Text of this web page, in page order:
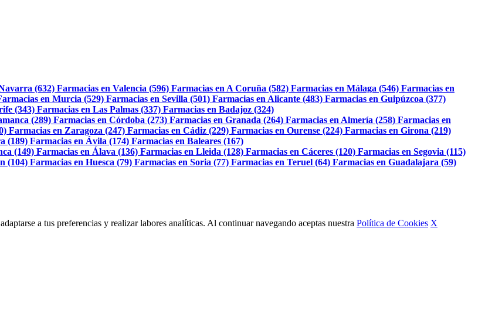
(632) Farmacias en Valencia (596) Farmacias en A Coruña (582) Farmacias en Málaga (546) Farmacias en
en Murcia (529) Farmacias en Sevilla (501) Farmacias en Alicante (483) Farmacias en Guipúzcoa (377)
(343) Farmacias en Las Palmas (337) Farmacias en Badajoz (324)
(289) Farmacias en Córdoba (273) Farmacias en Granada (264) Farmacias en Almería (258) Farmacias en
Farmacias en Zaragoza (247) Farmacias en Cádiz (229) Farmacias en Ourense (224) Farmacias en Girona (219)
(189) Farmacias en Ávila (174) Farmacias en Baleares (167)
(149) Farmacias en Álava (136) Farmacias en Lleida (128) Farmacias en Cáceres (120) Farmacias en Segovia (115)
(104) Farmacias en Huesca (79) Farmacias en Soria (77) Farmacias en Teruel (64) Farmacias en Guadalajara (59)
a tus preferencias y realizar labores analíticas. Al continuar navegando aceptas nuestra Política de Cookies X